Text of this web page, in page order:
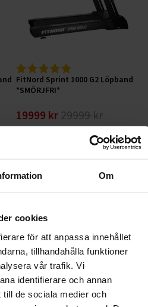
Om
cookies
för att anpassa innehållet
tillhandahålla funktioner
vår trafik. Vi
identifierare och annan
till de sociala medier och
FitNord Sprint 1000 G2 Löpband
*SMÖRJFRI*
19999 kr29999 kr
Lägg till i varukorgen